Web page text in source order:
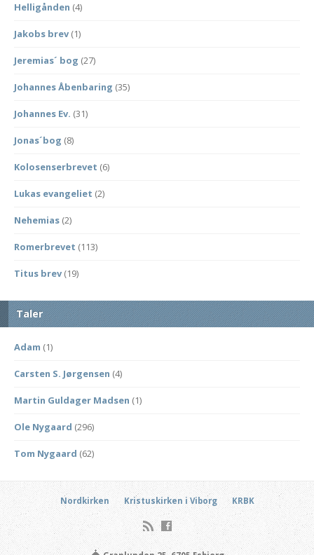
Helligånden (4)
Jakobs brev (1)
Jeremias´ bog (27)
Johannes Åbenbaring (35)
Johannes Ev. (31)
Jonas´bog (8)
Kolosenserbrevet (6)
Lukas evangeliet (2)
Nehemias (2)
Romerbrevet (113)
Titus brev (19)
Taler
Adam (1)
Carsten S. Jørgensen (4)
Martin Guldager Madsen (1)
Ole Nygaard (296)
Tom Nygaard (62)
Nordkirken Kristuskirken i Viborg KRBK